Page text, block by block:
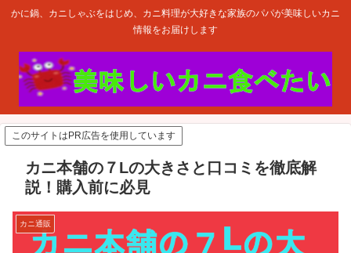
かに鍋、カニしゃぶをはじめ、カニ料理が大好きな家族のパパが美味しいカニ
情報をお届けします
このサイトはPR広告を使用しています
カニ本舗の７Lの大きさと口コミを徹底解
説！購入前に必見
カニ通販